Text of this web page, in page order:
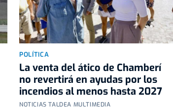
POLÍTICA
La venta del ático de Chamberí
no revertirá en ayudas por los
incendios al menos hasta 2027
NOTICIAS TALDEA MULTIMEDIA